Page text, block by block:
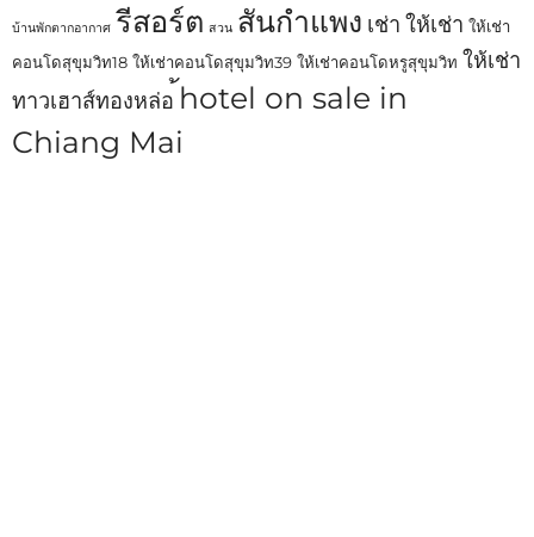
บ้านพักตากอากาศ รีสอร์ต สวน สันกำแพง เช่า ให้เช่า ให้เช่า
คอนโดสุขุมวิท18 ให้เช่าคอนโดสุขุมวิท39 ให้เช่าคอนโดหรูสุขุมวิท ให้เช่า
ทาวเฮาส์ทองหล่อ ้hotel on sale in
Chiang Mai